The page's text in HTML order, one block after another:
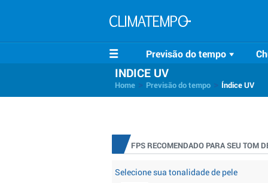
Previsão do tempo
INDICE UV
Home Previsão do tempo Índice UV
FPS RECOMENDADO PARA SEU TOM
Selecione sua tonalidade de pele